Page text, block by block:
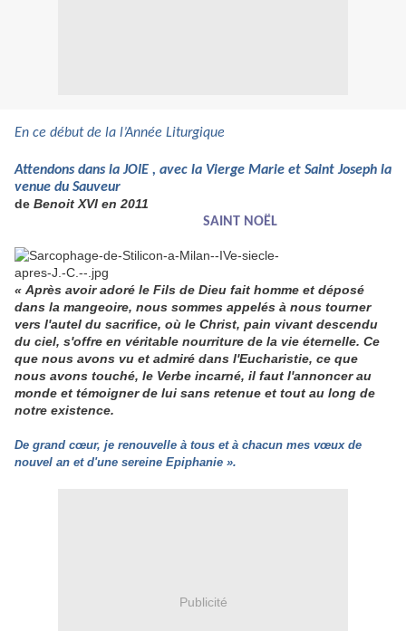
En ce début de la l’Année Liturgique
Attendons dans la JOIE , avec la Vierge Marie et Saint Joseph la
venue du Sauveur
de Benoit XVI en 2011
SAINT NOËL
« Après avoir adoré le Fils de Dieu fait homme et déposé
dans la mangeoire, nous sommes appelés à nous tourner
vers l'autel du sacrifice, où le Christ, pain vivant descendu
du ciel, s'offre en véritable nourriture de la vie éternelle. Ce
que nous avons vu et admiré dans l'Eucharistie, ce que
nous avons touché, le Verbe incarné, il faut l'annoncer au
monde et témoigner de lui sans retenue et tout au long de
notre existence.
De grand cœur, je renouvelle à tous et à chacun mes vœux de
nouvel an et d'une sereine Epiphanie ».
Publicité